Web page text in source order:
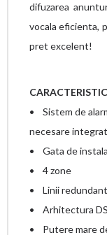
difuzarea
vocala eficienta,
pret excelent!
• Sistem de
necesare
• Gata de
• 4 zone
• Linii
• Arhitectura
• Putere mare